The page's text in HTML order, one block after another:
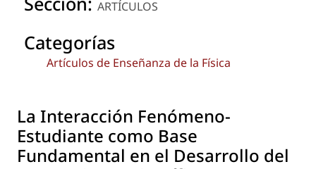
ARTÍCULOS
Categorías
Artículos de Enseñanza de la Física
La Interacción Fenómeno-
Estudiante como Base
Fundamental en el Desarrollo del